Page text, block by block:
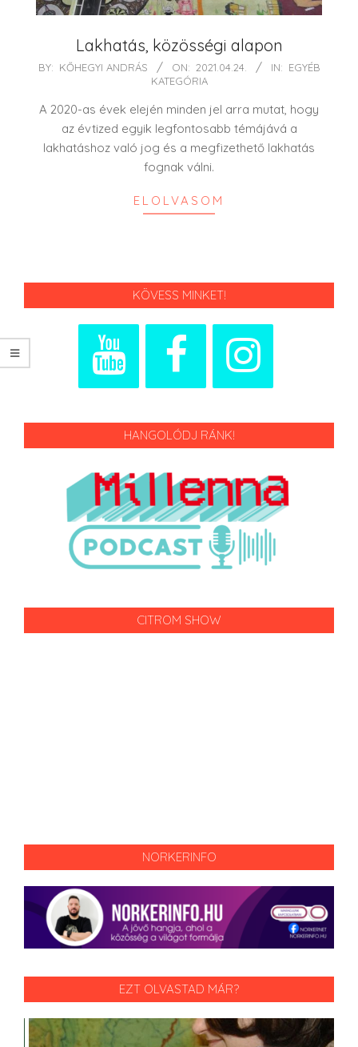
Lakhatás, közösségi alapon
2021-
24
BY: KŐHEGYI ANDRÁS ON: 2021.04.24. IN: EGYÉB
KATEGÓRIA
A 2020-as évek elején minden jel arra mutat, hogy
az évtized egyik legfontosabb témájává a
lakhatáshoz való jog és a megfizethető lakhatás
fognak válni.
ELOLVASOM
KÖVESS MINKET!
HANGOLÓDJ RÁNK!
CITROM SHOW
NORKERINFO
EZT OLVASTAD MÁR?